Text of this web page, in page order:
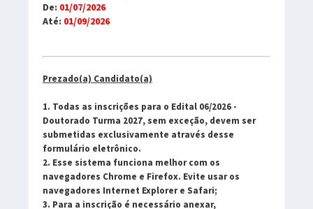
De: 01/07/2026
Até: 01/09/2026
Prezado(a) Candidato(a)
1. Todas as inscrições para o Edital 06/2026 -
Doutorado Turma 2027, sem exceção, devem ser
submetidas exclusivamente através desse
formulário eletrônico.
2. Esse sistema funciona melhor com os
navegadores Chrome e Firefox. Evite usar os
navegadores Internet Explorer e Safari;
3. Para a inscrição é necessário anexar,